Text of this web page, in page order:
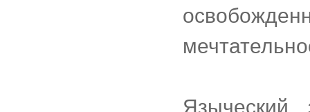
Языческий